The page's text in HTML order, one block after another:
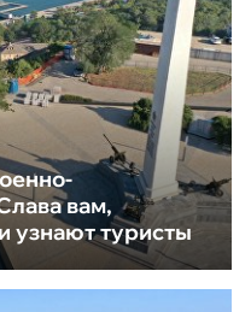
вам,
узнают туристы